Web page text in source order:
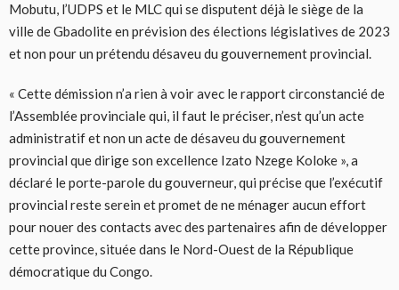
Mobutu, l’UDPS et le MLC qui se disputent déjà le siège de la
ville de Gbadolite en prévision des élections législatives de 2023
et non pour un prétendu désaveu du gouvernement provincial.
« Cette démission n’a rien à voir avec le rapport circonstancié de
l’Assemblée provinciale qui, il faut le préciser, n’est qu’un acte
administratif et non un acte de désaveu du gouvernement
provincial que dirige son excellence Izato Nzege Koloke », a
déclaré le porte-parole du gouverneur, qui précise que l’exécutif
provincial reste serein et promet de ne ménager aucun effort
pour nouer des contacts avec des partenaires afin de développer
cette province, située dans le Nord-Ouest de la République
démocratique du Congo.